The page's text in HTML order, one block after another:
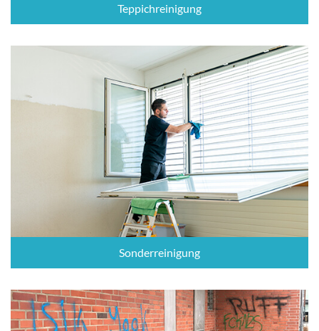
Teppichreinigung
Sonderreinigung